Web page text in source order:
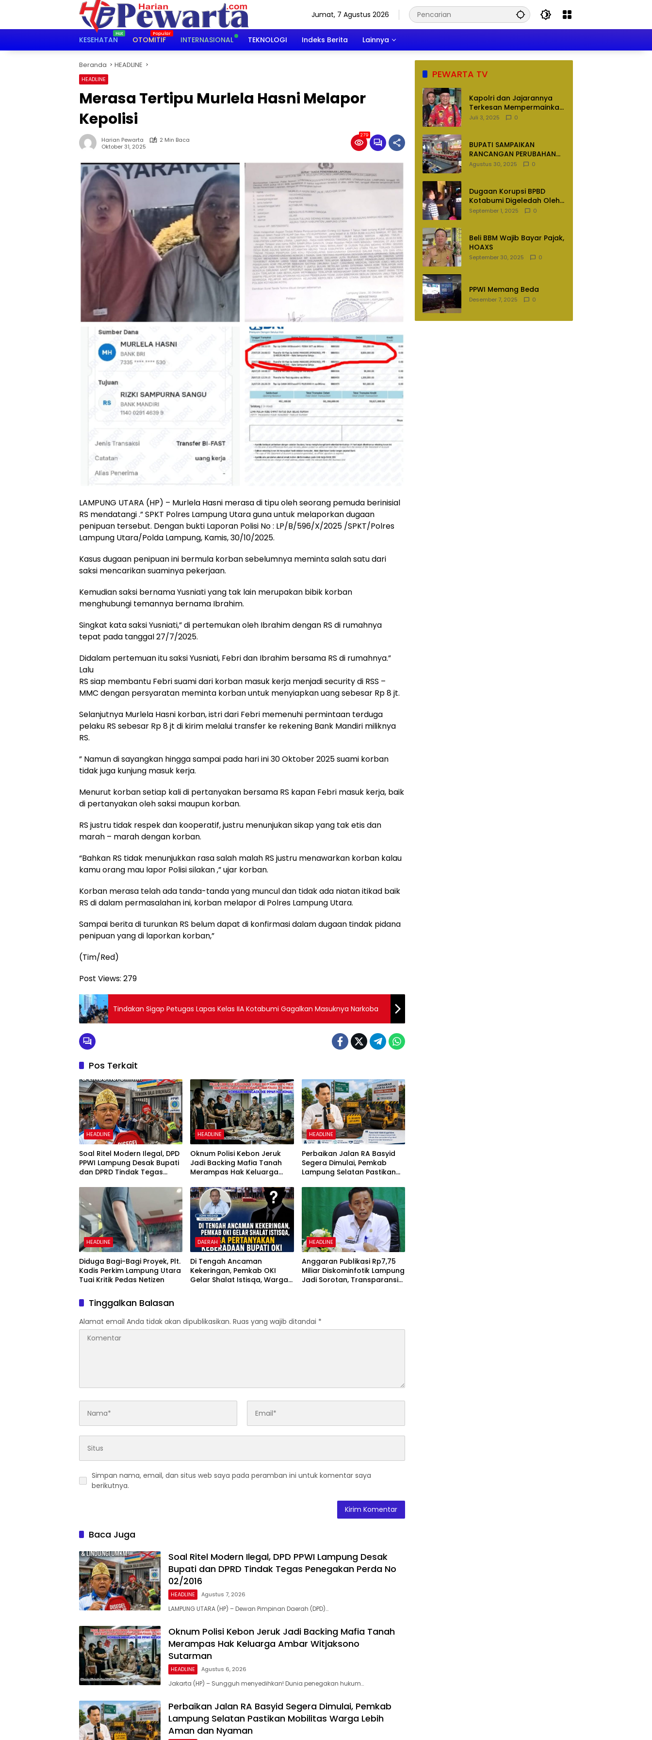
Jumat, 7 Agustus 2026
KESEHATAN OTOMITIF INTERNASIONAL TEKNOLOGI Indeks Berita Lainnya
Beranda HEADLINE
HEADLINE
Merasa Tertipu Murlela Hasni Melapor
Kepolisi
Harian Pewarta
2 Min Baca
Oktober 31, 2025
279
LAMPUNG UTARA (HP) – Murlela Hasni merasa di tipu oleh seorang pemuda berinisial
RS mendatangi .” SPKT Polres Lampung Utara guna untuk melaporkan dugaan
penipuan tersebut. Dengan bukti Laporan Polisi No : LP/B/596/X/2025 /SPKT/Polres
Lampung Utara/Polda Lampung, Kamis, 30/10/2025.
Kasus dugaan penipuan ini bermula korban sebelumnya meminta salah satu dari
saksi mencarikan suaminya pekerjaan.
Kemudian saksi bernama Yusniati yang tak lain merupakan bibik korban
menghubungi temannya bernama Ibrahim.
Singkat kata saksi Yusniati,” di pertemukan oleh Ibrahim dengan RS di rumahnya
tepat pada tanggal 27/7/2025.
Didalam pertemuan itu saksi Yusniati, Febri dan Ibrahim bersama RS di rumahnya.”
Lalu
RS siap membantu Febri suami dari korban masuk kerja menjadi security di RSS –
MMC dengan persyaratan meminta korban untuk menyiapkan uang sebesar Rp 8 jt.
Selanjutnya Murlela Hasni korban, istri dari Febri memenuhi permintaan terduga
pelaku RS sebesar Rp 8 jt di kirim melalui transfer ke rekening Bank Mandiri miliknya
RS.
” Namun di sayangkan hingga sampai pada hari ini 30 Oktober 2025 suami korban
tidak juga kunjung masuk kerja.
Menurut korban setiap kali di pertanyakan bersama RS kapan Febri masuk kerja, baik
di pertanyakan oleh saksi maupun korban.
RS justru tidak respek dan kooperatif, justru menunjukan sikap yang tak etis dan
marah – marah dengan korban.
“Bahkan RS tidak menunjukkan rasa salah malah RS justru menawarkan korban kalau
kamu orang mau lapor Polisi silakan ,” ujar korban.
Korban merasa telah ada tanda-tanda yang muncul dan tidak ada niatan itikad baik
RS di dalam permasalahan ini, korban melapor di Polres Lampung Utara.
Sampai berita di turunkan RS belum dapat di konfirmasi dalam dugaan tindak pidana
penipuan yang di laporkan korban,”
(Tim/Red)
Post Views: 279
‎Tindakan Sigap Petugas Lapas Kelas IIA Kotabumi Gagalkan Masuknya Narkoba ‎
Pos Terkait
HEADLINE
Soal Ritel Modern Ilegal, DPD
PPWI Lampung Desak Bupati
dan DPRD Tindak Tegas
02/2016
HEADLINE
Oknum Polisi Kebon Jeruk
Jadi Backing Mafia Tanah
Merampas Hak Keluarga
HEADLINE
Perbaikan Jalan RA Basyid
Segera Dimulai, Pemkab
Lampung Selatan Pastikan
dan Nyaman
HEADLINE
Diduga Bagi-Bagi Proyek, Plt.
Kadis Perkim Lampung Utara
Tuai Kritik Pedas Netizen
DAERAH
Di Tengah Ancaman
Kekeringan, Pemkab OKI
Gelar Shalat Istisqa, Warga
HEADLINE
Anggaran Publikasi Rp7,75
Miliar Diskominfotik Lampung
Jadi Sorotan, Transparansi
Tinggalkan Balasan
Alamat email Anda tidak akan dipublikasikan. Ruas yang wajib ditandai *
Simpan nama, email, dan situs web saya pada peramban ini untuk komentar saya
berikutnya.
Baca Juga
Soal Ritel Modern Ilegal, DPD PPWI Lampung Desak
Bupati dan DPRD Tindak Tegas Penegakan Perda No
02/2016
HEADLINE Agustus 7, 2026
LAMPUNG UTARA (HP) – Dewan Pimpinan Daerah (DPD)…
Oknum Polisi Kebon Jeruk Jadi Backing Mafia Tanah
Merampas Hak Keluarga Ambar Witjaksono
Sutarman
HEADLINE Agustus 6, 2026
Jakarta (HP) – Sungguh menyedihkan! Dunia penegakan hukum…
Perbaikan Jalan RA Basyid Segera Dimulai, Pemkab
Lampung Selatan Pastikan Mobilitas Warga Lebih
Aman dan Nyaman
PEWARTA TV
Kapolri dan Jajarannya
Terkesan Mempermainkan
Hukum
Juli 3, 2025 0
BUPATI SAMPAIKAN
RANCANGAN PERUBAHAN
APBD TAHUN ANGGARAN
Agustus 30, 2025 0
Dugaan Korupsi BPBD
Kotabumi Digeledah Oleh
Tim Penyidik Polres
September 1, 2025 0
Beli BBM Wajib Bayar Pajak,
HOAXS
September 30, 2025 0
PPWI Memang Beda
Desember 7, 2025 0